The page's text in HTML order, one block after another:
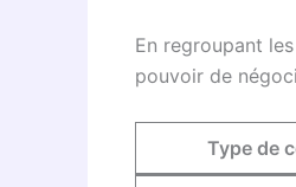
En regroupant
pouvoir de
Type de